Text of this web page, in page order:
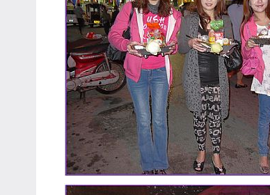
遊
雜
誌
專
欄、
觀
光
局
合
作